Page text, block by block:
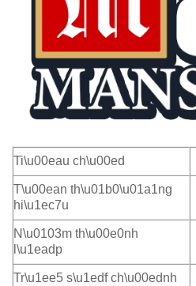
Ti\u00eau ch\u00ed
T\u00ean th\u01b0\u01a1ng
hi\u1ec7u
N\u0103m th\u00e0nh
l\u1eadp
Tr\u1ee5 s\u1edf ch\u00ednh